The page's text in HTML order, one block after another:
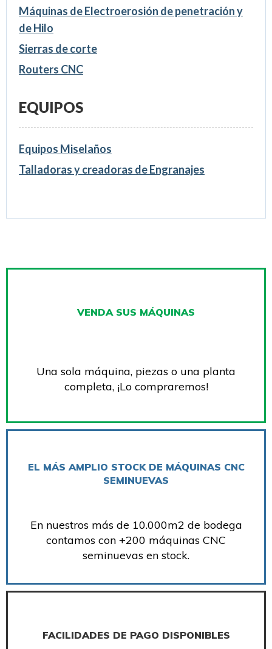
Máquinas de Electroerosión de penetración y
de Hilo
Sierras de corte
Routers CNC
EQUIPOS
Equipos Miselaños
Talladoras y creadoras de Engranajes
VENDA SUS MÁQUINAS
Una sola máquina, piezas o una planta
completa, ¡Lo compraremos!
EL MÁS AMPLIO STOCK DE MÁQUINAS CNC
SEMINUEVAS
En nuestros más de 10.000m2 de bodega
contamos con +200 máquinas CNC
seminuevas en stock.
FACILIDADES DE PAGO DISPONIBLES